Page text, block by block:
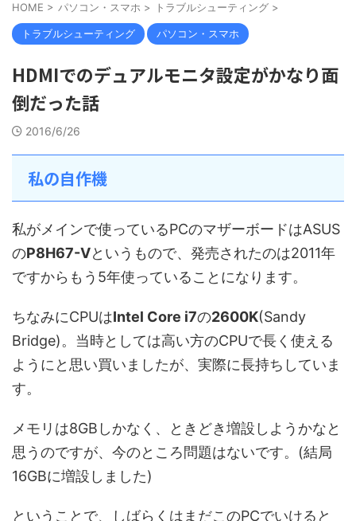
HOME > パソコン・スマホ > トラブルシューティング >
トラブルシューティング パソコン・スマホ
HDMIでのデュアルモニタ設定がかなり面
倒だった話
2016/6/26
私の自作機
私がメインで使っているPCのマザーボードはASUS
のP8H67-Vというもので、発売されたのは2011年
ですからもう5年使っていることになります。
ちなみにCPUはIntel Core i7の2600K(Sandy
Bridge)。当時としては高い方のCPUで長く使える
ようにと思い買いましたが、実際に長持ちしていま
す。
メモリは8GBしかなく、ときどき増設しようかなと
思うのですが、今のところ問題はないです。(結局
16GBに増設しました)
ということで、しばらくはまだこのPCでいけると